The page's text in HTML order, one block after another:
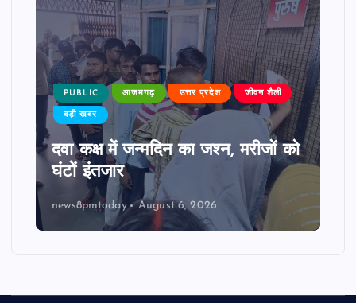
PUBLIC आजमगढ़ उत्तर प्रदेश जीवन शैली
बड़ी खबर
दवा कक्ष में जन्मदिन का जश्न, मरीजों को
घंटों इंतजार
news8pmtoday August 6, 2026